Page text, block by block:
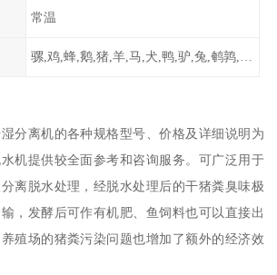
常温
骡,鸡,蜂,鹅,猪,羊,马,犬,鸭,驴,兔,鹌鹑,牛,鸽
分离机的各种规格型号、价格及详细说明为
机提供较全面参考和咨询服务。可广泛用于
离脱水处理，经脱水处理后的干猪粪臭味极
，发酵后可作有机肥、鱼饲料也可以直接出
殖场的猪粪污染问题也增加了额外的经济效